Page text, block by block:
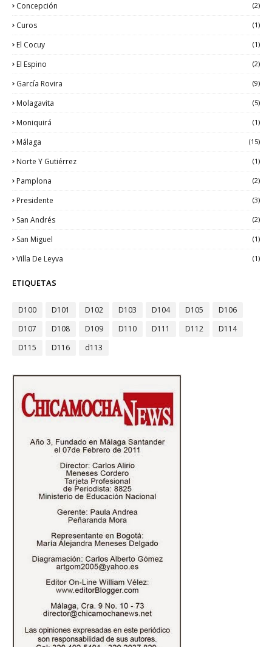
Concepción (2)
Curos (1)
El Cocuy (1)
El Espino (2)
García Rovira (9)
Molagavita (5)
Moniquirá (1)
Málaga (15)
Norte Y Gutiérrez (1)
Pamplona (2)
Presidente (3)
San Andrés (2)
San Miguel (1)
Villa De Leyva (1)
ETIQUETAS
D100 D101 D102 D103 D104 D105
D106
D107
D108 D109 D110 D111 D112
D114
D115
D116 d113